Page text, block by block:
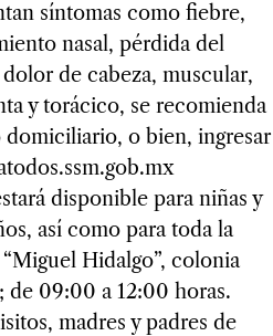
síntomas como fiebre,
nasal, pérdida del
de cabeza, muscular,
y torácico, se recomienda
domiciliario, o bien, ingresar
disponible para niñas y
así como para toda la
Hidalgo”, colonia
de 09:00 a 12:00 horas.
madres y padres de